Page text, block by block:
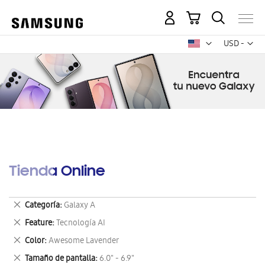
USD -
dólar
Mi carrito
Tienda Online
Categoría Galaxy A
Eliminar
este
artículo
Feature Tecnología AI
Eliminar
este
artículo
Color Awesome Lavender
Eliminar
este
Tamaño de pantalla 6.0" - 6.9"
Eliminar